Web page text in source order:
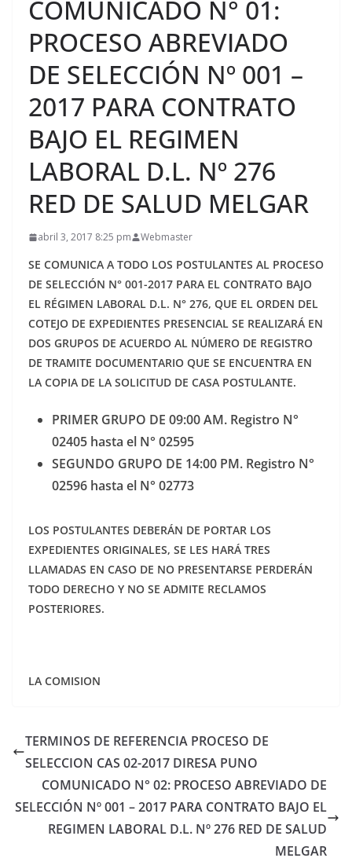
COMUNICADO N° 01:
PROCESO ABREVIADO
DE SELECCIÓN Nº 001 –
2017 PARA CONTRATO
BAJO EL REGIMEN
LABORAL D.L. Nº 276
RED DE SALUD MELGAR
abril 3, 2017 8:25 pm Webmaster
SE COMUNICA A TODO LOS POSTULANTES AL PROCESO
DE SELECCIÓN N° 001-2017 PARA EL CONTRATO BAJO
EL RÉGIMEN LABORAL D.L. N° 276, QUE EL ORDEN DEL
COTEJO DE EXPEDIENTES PRESENCIAL SE REALIZARÁ EN
DOS GRUPOS DE ACUERDO AL NÚMERO DE REGISTRO
DE TRAMITE DOCUMENTARIO QUE SE ENCUENTRA EN
LA COPIA DE LA SOLICITUD DE CASA POSTULANTE.
PRIMER GRUPO DE 09:00 AM. Registro N°
02405 hasta el N° 02595
SEGUNDO GRUPO DE 14:00 PM. Registro N°
02596 hasta el N° 02773
LOS POSTULANTES DEBERÁN DE PORTAR LOS
EXPEDIENTES ORIGINALES, SE LES HARÁ TRES
LLAMADAS EN CASO DE NO PRESENTARSE PERDERÁN
TODO DERECHO Y NO SE ADMITE RECLAMOS
POSTERIORES.
LA COMISION
TERMINOS DE REFERENCIA PROCESO DE
SELECCION CAS 02-2017 DIRESA PUNO
COMUNICADO N° 02: PROCESO ABREVIADO DE
SELECCIÓN Nº 001 – 2017 PARA CONTRATO BAJO EL
REGIMEN LABORAL D.L. Nº 276 RED DE SALUD
MELGAR